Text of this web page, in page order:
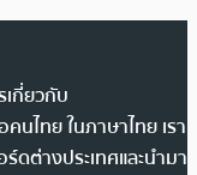
กี่ยวกับ
นไทย ในภาษาไทย เรา
ดต่างประเทศและนำมา